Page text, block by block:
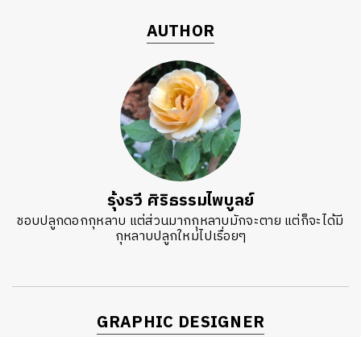
AUTHOR
รุ้งรวี ศิริธรรมไพบูลย์
ชอบปลูกดอกกุหลาบ แต่ส่วนมากกุหลาบมักจะตาย แต่ก็จะได้มี
กุหลาบปลูกใหม่ไปเรื่อยๆ
GRAPHIC DESIGNER